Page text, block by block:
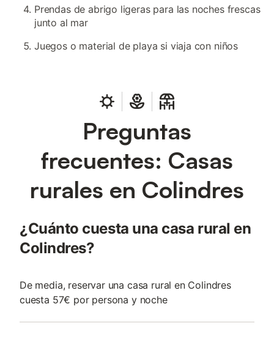
Prendas de abrigo ligeras para las noches frescas
junto al mar
Juegos o material de playa si viaja con niños
Preguntas
frecuentes: Casas
rurales en Colindres
¿Cuánto cuesta una casa rural en
Colindres?
De media, reservar una casa rural en Colindres
cuesta 57€ por persona y noche